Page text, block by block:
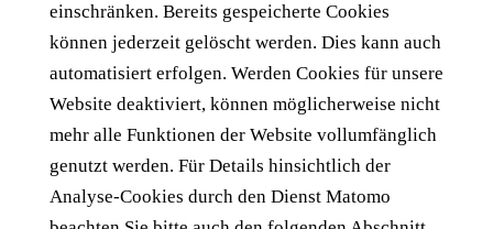
einschränken. Bereits gespeicherte Cookies
können jederzeit gelöscht werden. Dies kann auch
automatisiert erfolgen. Werden Cookies für unsere
Website deaktiviert, können möglicherweise nicht
mehr alle Funktionen der Website vollumfänglich
genutzt werden. Für Details hinsichtlich der
Analyse-Cookies durch den Dienst Matomo